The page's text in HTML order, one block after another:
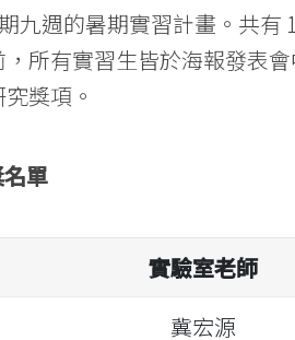
九週的暑期實習計畫。共有
所有實習生皆於海報發表
獎項。
單
實驗室老師
冀宏源